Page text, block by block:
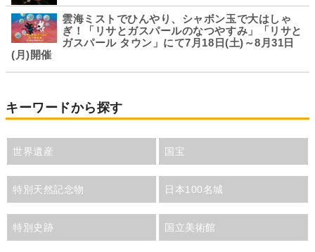
雲海ミストでひんやり、シャボン玉で大はしゃ
ぎ！「リサとガスパールのなつやすみ」「リサと
ガスパール タウン」にて7月18日(土)～8月31日
(月)開催
キーワードから探す
世界遺産 国宝
特別天然記念物 日本100名城
特別史跡 国立美術館